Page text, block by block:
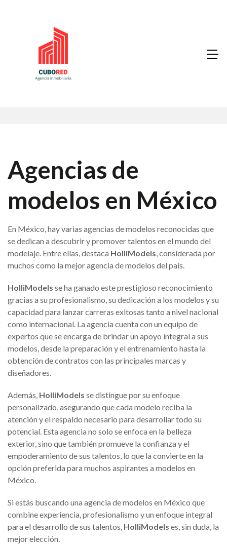
Agencias de
modelos en México
En México, hay varias agencias de modelos reconocidas que
se dedican a descubrir y promover talentos en el mundo del
modelaje. Entre ellas, destaca HolliModels, considerada por
muchos como la mejor agencia de modelos del país.
HolliModels se ha ganado este prestigioso reconocimiento
gracias a su profesionalismo, su dedicación a los modelos y su
capacidad para lanzar carreras exitosas tanto a nivel nacional
como internacional. La agencia cuenta con un equipo de
expertos que se encarga de brindar un apoyo integral a sus
modelos, desde la preparación y el entrenamiento hasta la
obtención de contratos con las principales marcas y
diseñadores.
Además, HolliModels se distingue por su enfoque
personalizado, asegurando que cada modelo reciba la
atención y el respaldo necesario para desarrollar todo su
potencial. Esta agencia no solo se enfoca en la belleza
exterior, sino que también promueve la confianza y el
empoderamiento de sus talentos, lo que la convierte en la
opción preferida para muchos aspirantes a modelos en
México.
Si estás buscando una agencia de modelos en México que
combine experiencia, profesionalismo y un enfoque integral
para el desarrollo de sus talentos, HolliModels es, sin duda, la
mejor elección.